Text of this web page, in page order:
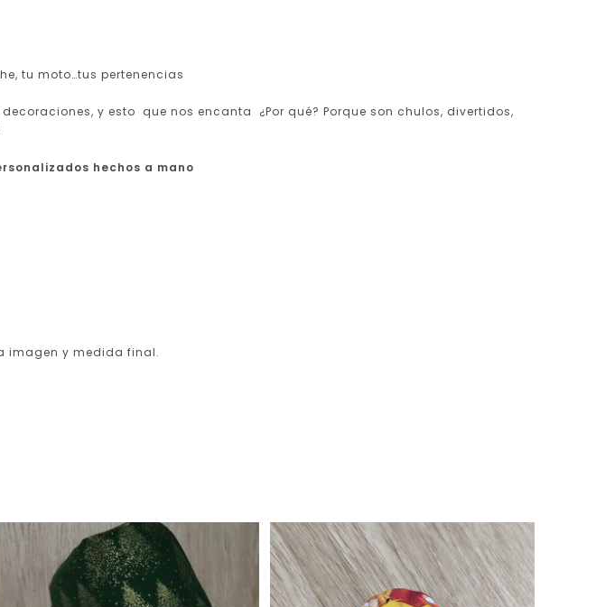
tu moto…tus pertenencias
y esto que nos encanta ¿Por qué? Porque son chulos, divertidos,
hechos a mano
imagen y medida final.